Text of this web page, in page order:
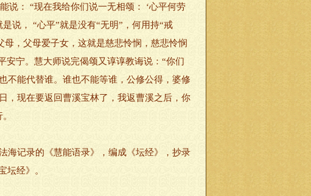
说： “现在我给你们说一无相颂： ‘心平何劳
说， “心平”就是没有“无明”，何用持“戒
，父母爱子女，这就是慈悲怜悯，慈悲怜悯
安宁。慧大师说完偈颂又谆谆教诲说：“你们
不能代替谁。谁也不能等谁，公修公得，婆修
，现在要返回曹溪宝林了，我返曹溪之后，你
记录的《慧能语录》，编成《坛经》，抄录
坛经》。